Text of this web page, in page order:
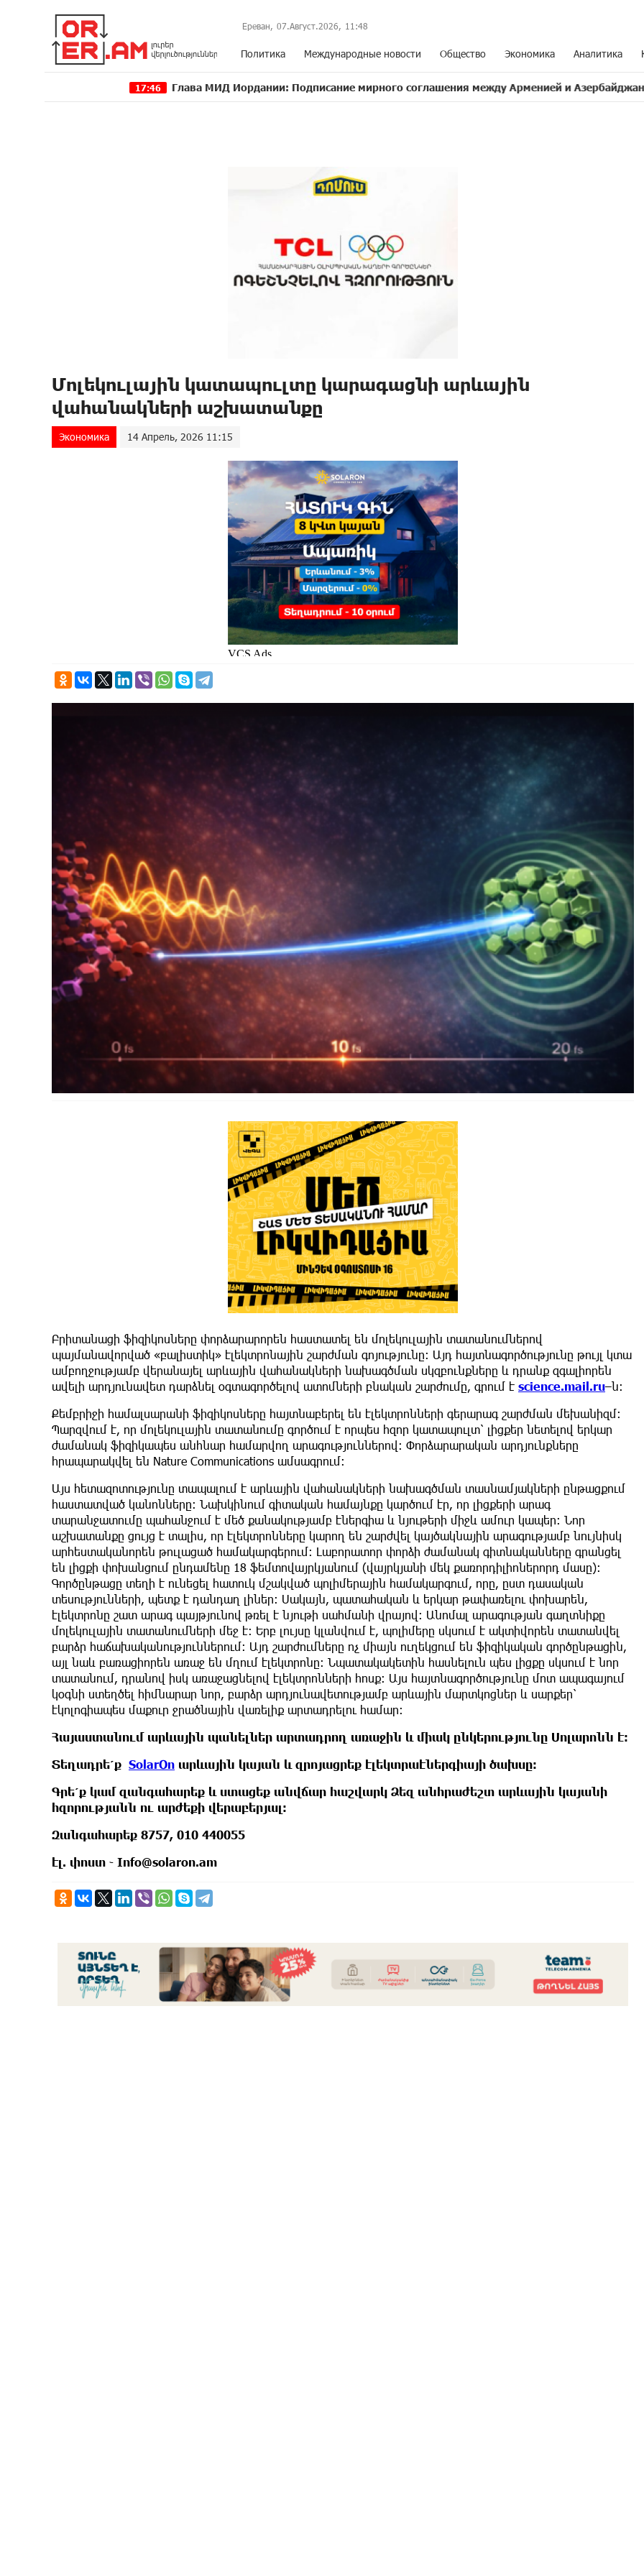
Ереван, 07.Август.2026, 11 :48
Политика Международные новости Общество Экономика Аналитика
Глава МИД Иордании: Подписание мирного соглашения между Арменией и Азербайджаном близко
Մոլեկուլային կատապուլտը կարագացնի արևային
վահանակների աշխատանքը
Экономика 14 Апрель, 2026 11:15
Բրիտանացի ֆիզիկոսները փորձարարորեն հաստատել են մոլեկուլային տատանումներով
պայմանավորված «բալիստիկ» էլեկտրոնային շարժման գոյությունը: Այդ հայտնագործությունը թույլ կտա
ամբողջությամբ վերանայել արևային վահանակների նախագծման սկզբունքները և դրանք զգալիորեն
ավելի արդյունավետ դարձնել օգտագործելով ատոմների բնական շարժումը, գրում է science.mail.ru–ն:
Քեմբրիջի համալսարանի ֆիզիկոսները հայտնաբերել են էլեկտրոնների գերարագ շարժման մեխանիզմ:
Պարզվում է, որ մոլեկուլային տատանումը գործում է որպես հզոր կատապուլտ՝ լիցքեր նետելով երկար
ժամանակ ֆիզիկապես անհնար համարվող արագություններով: Փորձարարական արդյունքները
հրապարակվել են Nature Communications ամսագրում:
Այս հետազոտությունը տապալում է արևային վահանակների նախագծման տասնամյակների ընթացքում
հաստատված կանոնները: Նախկինում գիտական ​​համայնքը կարծում էր, որ լիցքերի արագ
տարանջատումը պահանջում է մեծ քանակությամբ էներգիա և նյութերի միջև ամուր կապեր: Նոր
աշխատանքը ցույց է տալիս, որ էլեկտրոնները կարող են շարժվել կայծակնային արագությամբ նույնիսկ
արհեստականորեն թուլացած համակարգերում: Լաբորատոր փորձի ժամանակ գիտնականները գրանցել
են լիցքի փոխանցում ընդամենը 18 ֆեմտովայրկյանում (վայրկյանի մեկ քառորդիլիոներորդ մասը):
Գործընթացը տեղի է ունեցել հատուկ մշակված պոլիմերային համակարգում, որը, ըստ դասական
տեսությունների, պետք է դանդաղ լիներ: Սակայն, պատահական և երկար թափառելու փոխարեն,
էլեկտրոնը շատ արագ պայթյունով թռել է նյութի սահմանի վրայով։ Անոմալ արագության գաղտնիքը
մոլեկուլային տատանումների մեջ է: Երբ լույսը կլանվում է, պոլիմերը սկսում է ակտիվորեն տատանվել
բարձր հաճախականություններում: Այդ շարժումները ոչ միայն ուղեկցում են ֆիզիկական գործընթացին,
այլ նաև բառացիորեն առաջ են մղում էլեկտրոնը: Նպատակակետին հասնելուն պես լիցքը սկսում է նոր
տատանում, դրանով իսկ առաջացնելով էլեկտրոնների հոսք: Այս հայտնագործությունը մոտ ապագայում
կօգնի ստեղծել հիմնարար նոր, բարձր արդյունավետությամբ արևային մարտկոցներ և սարքեր՝
էկոլոգիապես մաքուր ջրածնային վառելիք արտադրելու համար:
Հայաստանում արևային պանելներ արտադրող առաջին և միակ ընկերությունը Սոլարոնն է։
Տեղադրե՛ք SolarOn արևային կայան և զրոյացրեք էլեկտրաէներգիայի ծախսը։
Գրե՛ք կամ զանգահարեք և ստացեք անվճար հաշվարկ Ձեզ անհրաժեշտ արևային կայանի
հզորությանն ու արժեքի վերաբերյալ։
Զանգահարեք 8757, 010 440055
էլ. փոստ ֊ Info@solaron.am